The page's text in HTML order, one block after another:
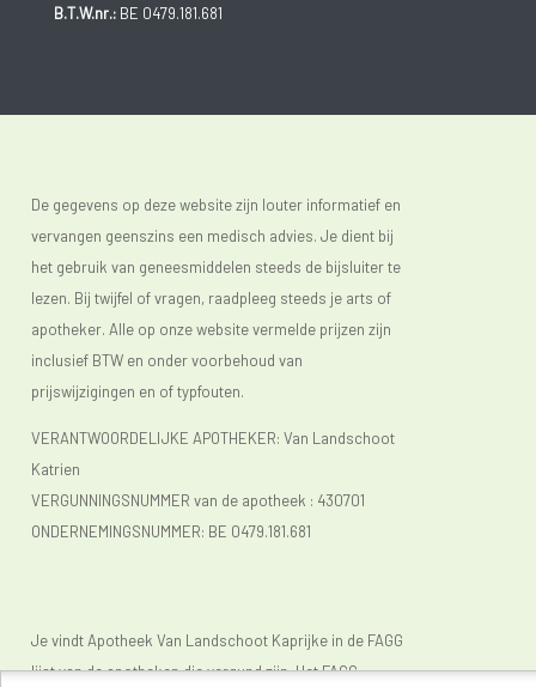
B.T.W.nr.:BE 0479.181.681
De gegevens op deze website zijn louter informatief en
vervangen geenszins een medisch advies. Je dient bij
het gebruik van geneesmiddelen steeds de bijsluiter te
lezen. Bij twijfel of vragen, raadpleeg steeds je arts of
apotheker. Alle op onze website vermelde prijzen zijn
inclusief BTW en onder voorbehoud van
prijswijzigingen en of typfouten.
VERANTWOORDELIJKE APOTHEKER: Van Landschoot
Katrien
VERGUNNINGSNUMMER van de apotheek : 430701
ONDERNEMINGSNUMMER: BE 0479.181.681
Je vindt Apotheek Van Landschoot Kaprijke in de FAGG
lijst van de apotheken die vergund zijn. Het FAGG